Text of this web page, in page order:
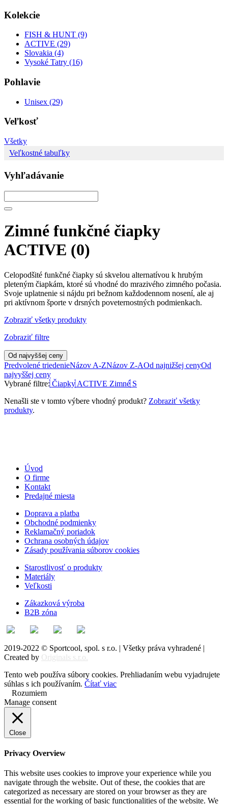
Kolekcie
FISH & HUNT (9)
ACTIVE (29)
Slovakia (4)
Vysoké Tatry (16)
Pohlavie
Unisex (29)
Veľkosť
Všetky
Veľkostné tabuľky
Vyhľadávanie
Zimné funkčné čiapky
ACTIVE (0)
Celopodšité funkčné čiapky sú skvelou alternatívou k hrubým
pleteným čiapkám, ktoré sú vhodné do mrazivého zimného počasia.
Svoje uplatnenie si nájdu pri bežnom každodennom nosení, ale aj
pri aktívnom športe v drsných poveternostných podmienkach.
Zobraziť všetky produkty
Zobraziť filtre
Od najvyššej ceny
Predvolené triedenieNázov A-ZNázov Z-AOd najnižšej cenyOd
najvyššej ceny
Vybrané filtre: Čiapky ACTIVE Zimné S
Nenašli ste v tomto výbere vhodný produkt? Zobraziť všetky
produkty.
Úvod
O firme
Kontakt
Predajné miesta
Doprava a platba
Obchodné podmienky
Reklamačný poriadok
Ochrana osobných údajov
Zásady používania súborov cookies
Starostlivosť o produkty
Materiály
Veľkosti
Zákazková výroba
B2B zóna
2019-2022 © Sportcool, spol. s r.o. | Všetky práva vyhradené |
Created by Originals s.r.o.
Tento web používa súbory cookies. Prehliadaním webu vyjadrujete
súhlas s ich používaním. Čítať viac
Rozumiem
Manage consent
Close
Privacy Overview
This website uses cookies to improve your experience while you
navigate through the website. Out of these, the cookies that are
categorized as necessary are stored on your browser as they are
essential for the working of basic functionalities of the website. We